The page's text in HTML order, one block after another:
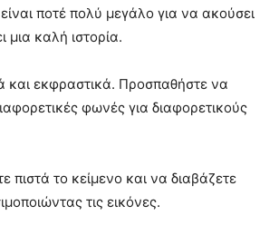
ποτέ πολύ µεγάλο για να ακούσει
µια καλή ιστορία.
και εκφραστικά. Προσπαθήστε να
φωνές για διαφορετικούς
πιστά το κείµενο και να διαβάζετε
τις εικόνες.